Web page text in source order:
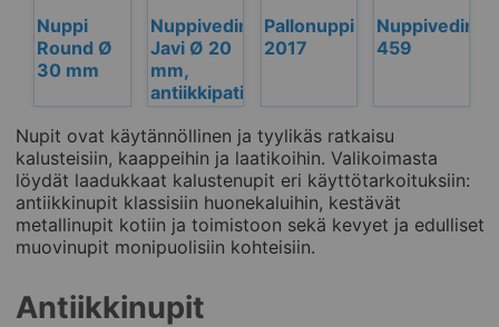
Nuppi
Round Ø
30 mm
Nuppivedin
Javi Ø 20
mm,
antiikkipatinoitu
Pallonuppi
2017
Nuppivedin
459
Nupit ovat käytännöllinen ja tyylikäs ratkaisu
kalusteisiin, kaappeihin ja laatikoihin. Valikoimasta
löydät laadukkaat kalustenupit eri käyttötarkoituksiin:
antiikkinupit klassisiin huonekaluihin, kestävät
metallinupit kotiin ja toimistoon sekä kevyet ja edulliset
muovinupit monipuolisiin kohteisiin.
Antiikkinupit